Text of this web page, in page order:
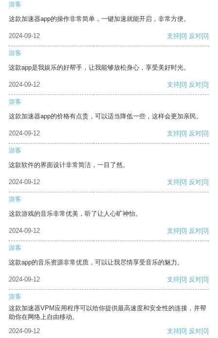
游客
这款加速器app的操作非常简单，一键加速就能开启，非常方便。
2024-09-12 支持[0] 反对[0]
游客
这款app是我娱乐的好帮手，让我能够放松身心，享受美好时光。
2024-09-12 支持[0] 反对[0]
游客
这款加速器app的价格有点贵，可以适当降低一些，这样会更加亲民。
2024-09-12 支持[0] 反对[0]
游客
这款软件的界面设计非常简洁，一目了然。
2024-09-12 支持[0] 反对[0]
游客
这款游戏的音乐非常优美，听了让人心旷神怡。
2024-09-12 支持[0] 反对[0]
游客
这款app的音乐资源非常优质，可以让我尽情享受音乐的魅力。
2024-09-12 支持[0] 反对[0]
游客
这款加速器VPM应用程序可以给你提供最高速度和安全性的连接，并帮
助你在网络上自由移动。
2024-09-12
支持[0] 反对[0]